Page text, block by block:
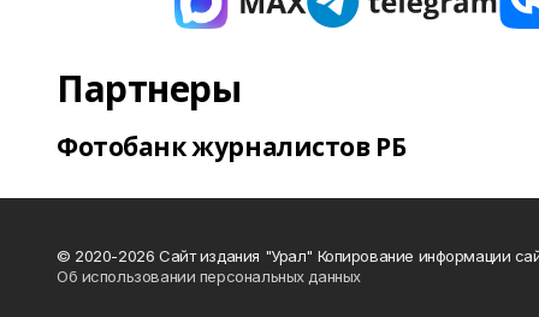
Партнеры
Фотобанк журналистов РБ
© 2020-2026 Сайт издания "Урал" Копирование информации
Об использовании персональных данных